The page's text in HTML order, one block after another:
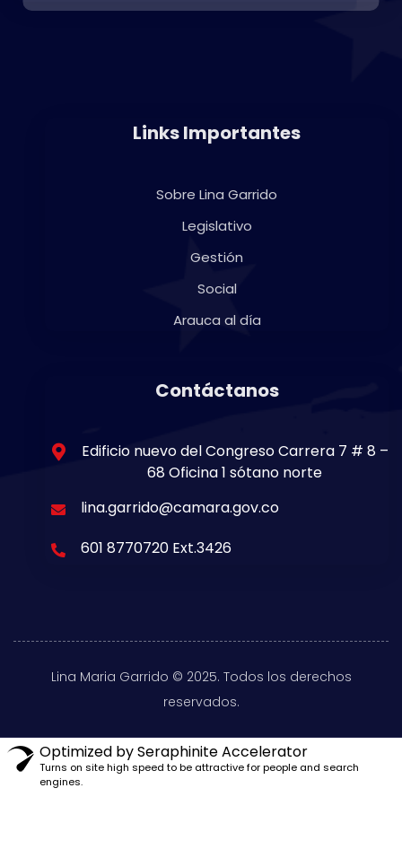
Links Importantes
Sobre Lina Garrido
Legislativo
Gestión
Social
Arauca al día
Contáctanos
Edificio nuevo del Congreso Carrera 7 # 8 –
68 Oficina 1 sótano norte
lina.garrido@camara.gov.co
601 8770720 Ext.3426
Lina Maria Garrido © 2025. Todos los derechos
reservados.
Optimized by Seraphinite Accelerator
Turns on site high speed to be attractive for people and search
engines.